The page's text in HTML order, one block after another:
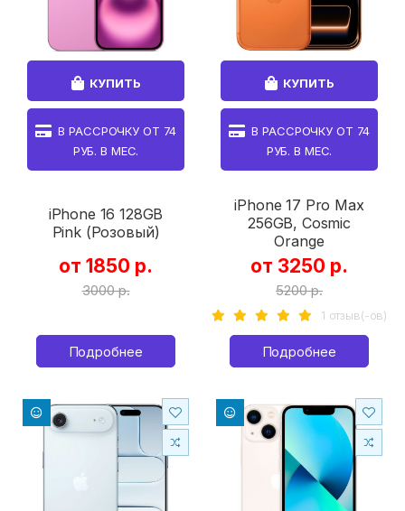
КУПИТЬ
В РАССРОЧКУ ОТ 74
РУБ. В МЕС.
iPhone 16 128GB
Pink (Розовый)
от 1850 р.
3000 р.
Подробнее
КУПИТЬ
В РАССРОЧКУ ОТ 74
РУБ. В МЕС.
iPhone 17 Pro Max
256GB, Cosmic
Orange
от 3250 р.
5200 р.
1 отзыв(-ов)
Подробнее